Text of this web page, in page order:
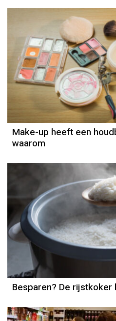
Make-up heeft een
waarom
Besparen? De rijstkoker